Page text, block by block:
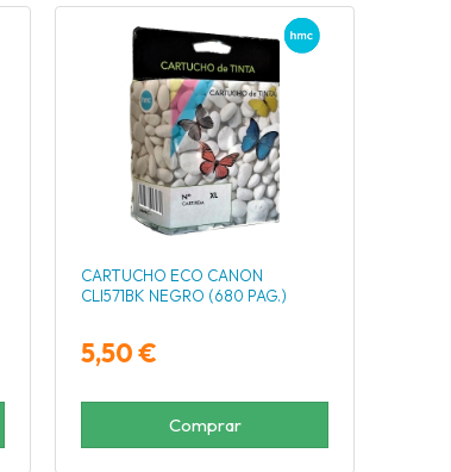
CARTUCHO ECO CANON
CLI571BK NEGRO (680 PAG.)
5,50 €
Comprar